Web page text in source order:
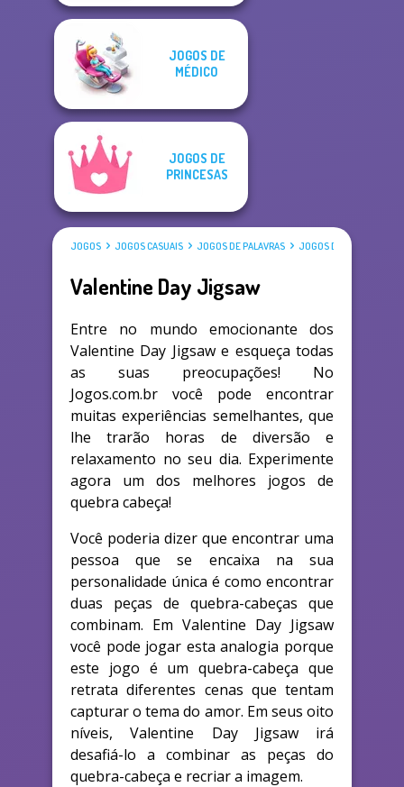
JOGOS DE
MÉDICO
JOGOS DE
PRINCESAS
JOGOS JOGOS CASUAIS JOGOS DE PALAVRAS JOGOS DE QUEBRA
Valentine Day Jigsaw
Entre no mundo emocionante dos
Valentine Day Jigsaw e esqueça todas
as suas preocupações! No
Jogos.com.br você pode encontrar
muitas experiências semelhantes, que
lhe trarão horas de diversão e
relaxamento no seu dia. Experimente
agora um dos melhores jogos de
quebra cabeça!
Você poderia dizer que encontrar uma
pessoa que se encaixa na sua
personalidade única é como encontrar
duas peças de quebra-cabeças que
combinam. Em Valentine Day Jigsaw
você pode jogar esta analogia porque
este jogo é um quebra-cabeça que
retrata diferentes cenas que tentam
capturar o tema do amor. Em seus oito
níveis, Valentine Day Jigsaw irá
desafiá-lo a combinar as peças do
quebra-cabeça e recriar a imagem.